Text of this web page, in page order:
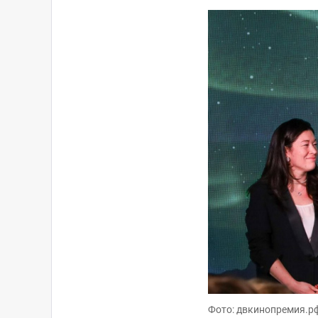
Фото: